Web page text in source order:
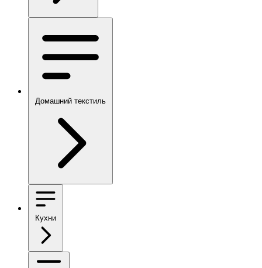
Домашний текстиль
Кухни